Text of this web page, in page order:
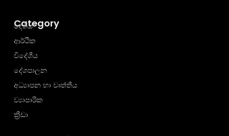
Category
දේශීය
ආර්ථික
විදේශීය
දේශපාලන
අධ්‍යාපන හා වෘත්තීය
ව්‍යාපාරික
ක්‍රීඩා